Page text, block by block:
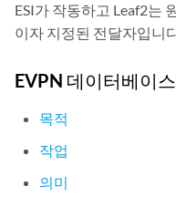
irb.101
irb.102
Number of protect
Number of bridge domains:
VLAN  Domain-ID
102   102          0
  Number of neighbors: 3
ESI가 작동하고 Leaf2는
이자 지정된 전달자입니
EVPN 데이터베이
목적
작업
의미